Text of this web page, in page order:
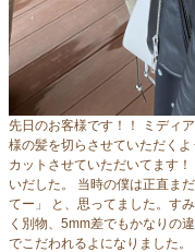
先日のお客様です！！ ミディ
様の髪を切らさせていただく
カットさせていただいてます
いだした。 当時の僕は正直ま
てー」 と、思ってました。す
く別物、5mm差でもかなりの
でこだわれるよになりました